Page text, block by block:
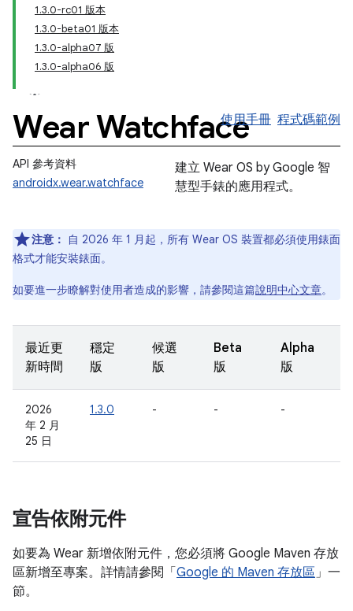
1.3.0-rc01 版本
1.3.0-beta01 版本
1.3.0-alpha07 版
1.3.0-alpha06 版
Wear Watchface
使用手冊 程式碼範例
API 參考資料
androidx.wear.watchface
建立 Wear OS by Google 智
慧型手錶的應用程式。
注意：
自 2026 年 1 月起，所有 Wear OS 裝置都必須使用錶面
格式才能安裝錶面。
如要進一步瞭解對使用者造成的影響，請參閱這篇說明中心文章。
最近更
新時間
穩定
版
候選
版
Beta
版
Alpha
版
2026
年 2 月
25 日
1.3.0 - - -
宣告依附元件
如要為 Wear 新增依附元件，您必須將 Google Maven 存放
區新增至專案。詳情請參閱「 Google 的 Maven 存放區」一
節。